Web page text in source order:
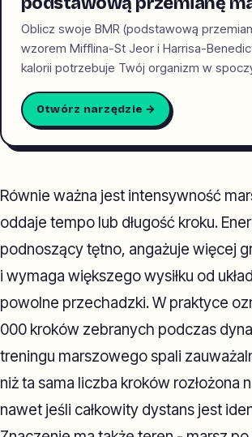
Oblicz swoje BMR (podstawową
wzorem Mifflina-St Jeor i Harrisa-
kalorii potrzebuje Twój organizm w
Otwórz narzędzie →
Równie ważna jest intensywność
oddaje tempo lub długość kroku.
podnoszący tętno, angażuje więcej
i wymaga większego wysiłku od
powolne przechadzki. W praktyce
000 kroków zebranych podczas
treningu marszowego spali
niż ta sama liczba kroków rozłożona
nawet jeśli całkowity dystans jest